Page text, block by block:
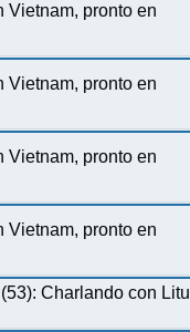
Vietnam, pronto en
Vietnam, pronto en
Vietnam, pronto en
Vietnam, pronto en
Charlando con